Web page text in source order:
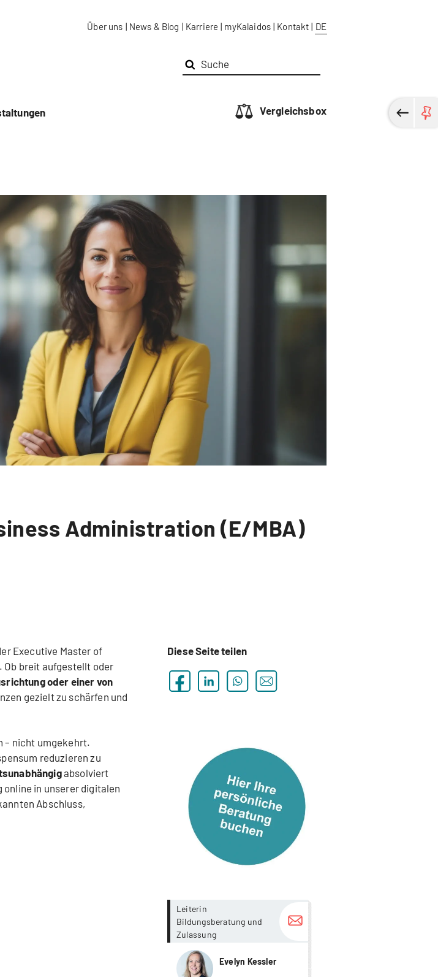
Über uns News & Blog Karriere myKalaidos Kontakt DE
Vergleichsbox
Administration (E/MBA)
Executive Master of
Ob breit aufgestellt oder
oder einer von
gezielt zu schärfen und
– nicht umgekehrt.
reduzieren zu
absolviert
online in unserer digitalen
Abschluss,
Diese Seite teilen
Leiterin
Bildungsberatung und
Zulassung
Evelyn Kessler
more...
more...